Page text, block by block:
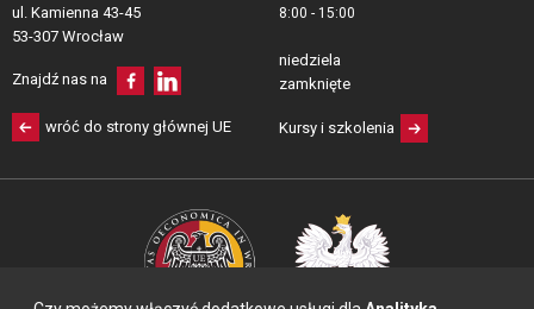
ul. Kamienna 43-45
53-307 Wrocław
Znajdź nas na
wróć do strony głównej UE
8:00 - 15:00
niedziela
zamknięte
Kursy i szkolenia